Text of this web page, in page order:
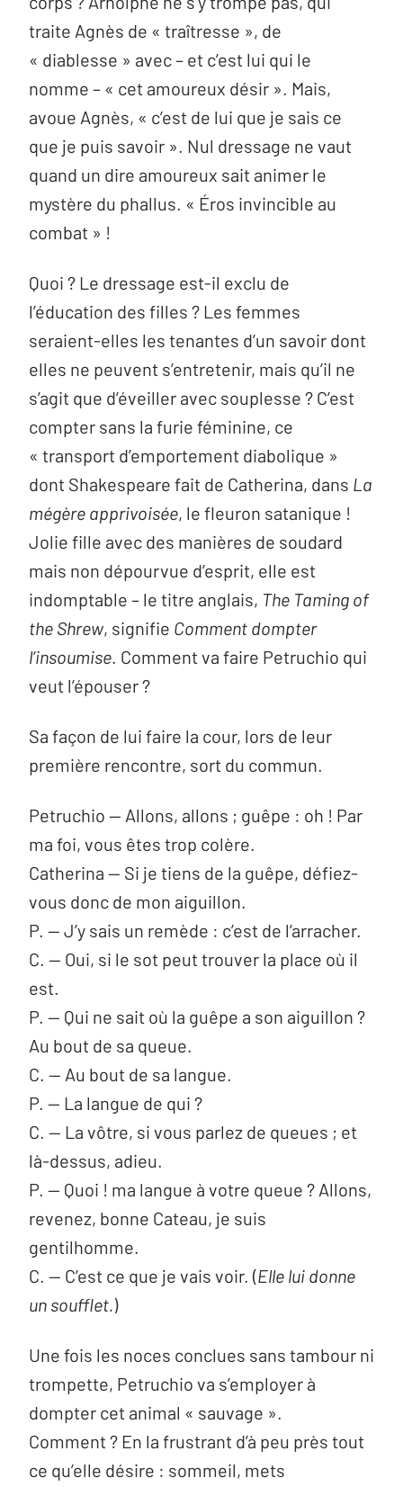
traite Agnès de « traîtresse », de
« diablesse » avec – et c’est lui qui le
nomme – « cet amoureux désir ». Mais,
avoue Agnès, « c’est de lui que je sais ce
que je puis savoir ». Nul dressage ne vaut
quand un dire amoureux sait animer le
mystère du phallus. « Éros invincible au
combat » !
Quoi ? Le dressage est-il exclu de
l’éducation des filles ? Les femmes
seraient-elles les tenantes d’un savoir dont
elles ne peuvent s’entretenir, mais qu’il ne
s’agit que d’éveiller avec souplesse ? C’est
compter sans la furie féminine, ce
« transport d’emportement diabolique »
dont Shakespeare fait de Catherina, dans La
mégère apprivoisée, le fleuron satanique !
Jolie fille avec des manières de soudard
mais non dépourvue d’esprit, elle est
indomptable – le titre anglais, The Taming of
the Shrew, signifie Comment dompter
l’insoumise. Comment va faire Petruchio qui
veut l’épouser ?
Sa façon de lui faire la cour, lors de leur
première rencontre, sort du commun.
Petruchio — Allons, allons ; guêpe : oh ! Par
ma foi, vous êtes trop colère.
Catherina — Si je tiens de la guêpe, défiez-
vous donc de mon aiguillon.
P. — J’y sais un remède : c’est de l’arracher.
C. — Oui, si le sot peut trouver la place où il
est.
P. — Qui ne sait où la guêpe a son aiguillon ?
Au bout de sa queue.
C. — Au bout de sa langue.
P. — La langue de qui ?
C. — La vôtre, si vous parlez de queues ; et
là-dessus, adieu.
P. — Quoi ! ma langue à votre queue ? Allons,
revenez, bonne Cateau, je suis
gentilhomme.
C. — C’est ce que je vais voir. (Elle lui donne
un soufflet.)
Une fois les noces conclues sans tambour ni
trompette, Petruchio va s’employer à
dompter cet animal « sauvage ».
Comment ? En la frustrant d’à peu près tout
ce qu’elle désire : sommeil, mets